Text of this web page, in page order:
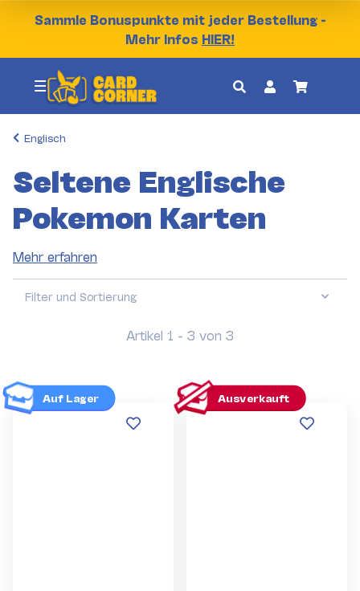
Sammle Bonuspunkte mit jeder Bestellung -
Mehr Infos HIER!
Englisch
Seltene Englische
Pokemon Karten
Mehr erfahren
Filter und Sortierung
Artikel 1 - 3 von 3
Auf Lager Ausverkauft